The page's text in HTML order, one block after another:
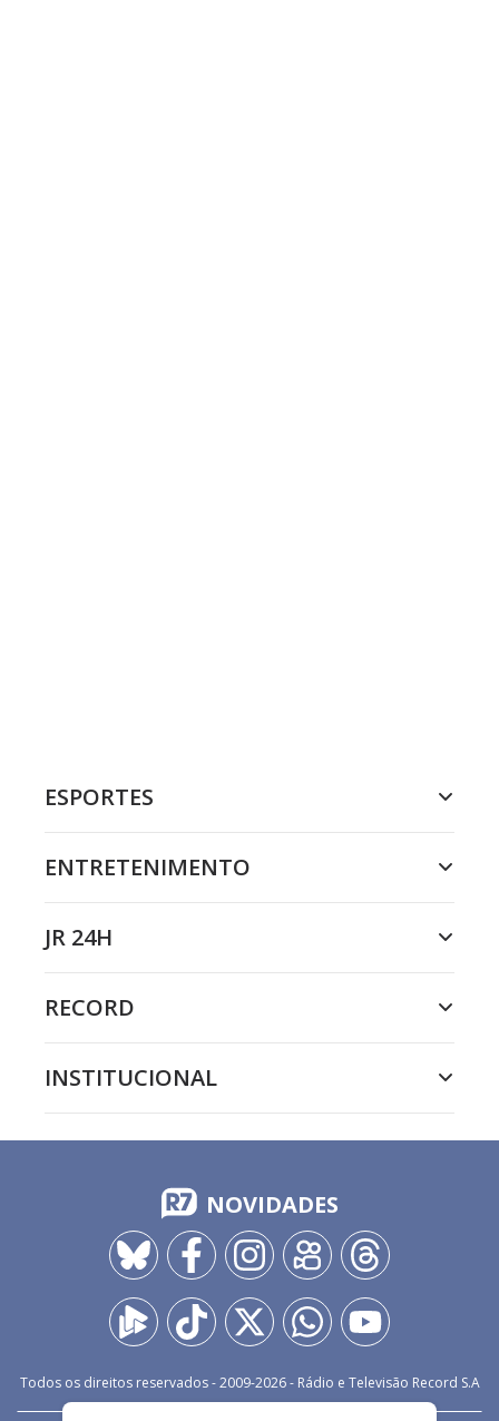
ESPORTES
ENTRETENIMENTO
JR 24H
RECORD
INSTITUCIONAL
NOVIDADES
Todos os direitos reservados - 2009-2026- Rádio e Televisão Record S.A